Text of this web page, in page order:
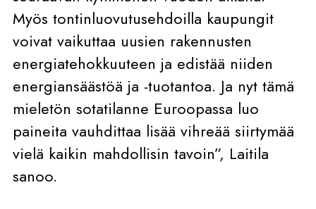
Myös tontinluovutusehdoilla kaupungit
voivat vaikuttaa uusien rakennusten
energiatehokkuuteen ja edistää niiden
energiansäästöä ja -tuotantoa. Ja nyt tämä
mieletön sotatilanne Euroopassa luo
paineita vauhdittaa lisää vihreää siirtymää
vielä kaikin mahdollisin tavoin”, Laitila
sanoo.